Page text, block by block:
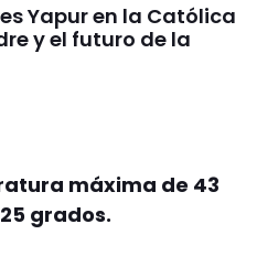
Yapur en la Católica
y el futuro de la
máxima de 43
grados.